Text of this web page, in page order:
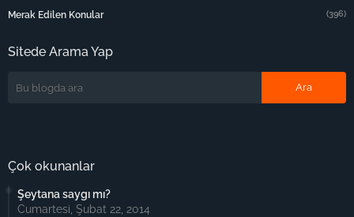
Merak Edilen Konular (396)
Sitede Arama Yap
Çok okunanlar
Şeytana saygı mı?
Cumartesi, Şubat 22, 2014